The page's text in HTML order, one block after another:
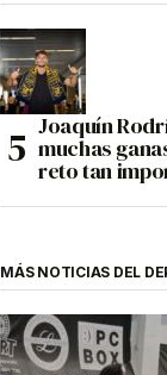
Joaquín
muchas
reto tan
MÁS NOTICIAS DEL